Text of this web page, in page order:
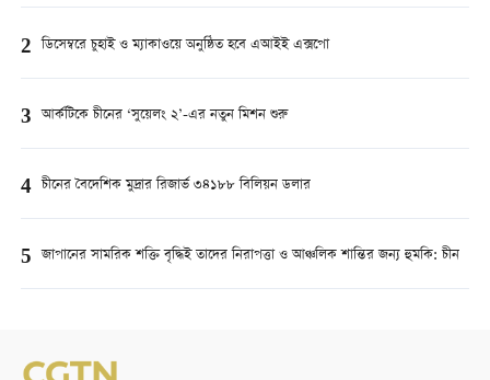
2 ডিসেম্বরে চুহাই ও ম্যাকাওয়ে অনুষ্ঠিত হবে এআইই এক্সপো
3 আর্কটিকে চীনের ‘সুয়েলং ২’-এর নতুন মিশন শুরু
4 চীনের বৈদেশিক মুদ্রার রিজার্ভ ৩৪১৮৮ বিলিয়ন ডলার
5 জাপানের সামরিক শক্তি বৃদ্ধিই তাদের নিরাপত্তা ও আঞ্চলিক শান্তির জন্য হুমকি: চীন